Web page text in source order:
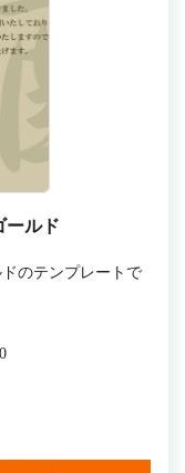
ールド
のテンプレートで